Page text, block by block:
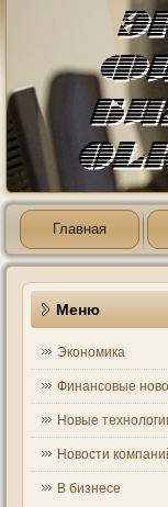
Главная
Меню
Экономика
Финансовые
Новые
Новости
В бизнесе